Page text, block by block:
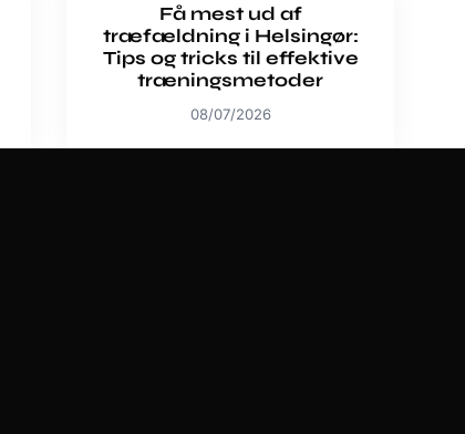
Få mest ud af
træfældning i Helsingør:
Tips og tricks til effektive
træningsmetoder
08/07/2026